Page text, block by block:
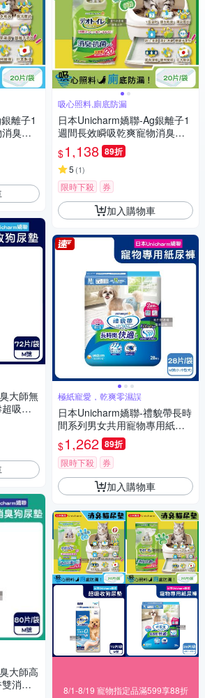
離子1
臭大
香(藍)
,可觀
不含
大師無
吸收
布墊,
寵物
大師高
消臭
吸心照料,廁底防漏
日本Unicharm嬌聯-Ag銀離子1
週間長效瞬吸乾爽寵物消臭大
師貓尿墊20片/袋-無香消臭(綠)
(大容量吸水防滲漏貓尿布,可觀
察尿色貓潔墊補充包,本品不含
貓砂盆)
$1,138 89折
5 (1)
限時下殺 券
加入購物車
極紙寵愛，乾爽零濕誤
日本Unicharm嬌聯-禮貌帶長時
間系列男女共用寵物專用紙尿
褲1袋(最長12小時吸收,高齡愛
寵防漏照護,公母貓狗貼身透氣
尿布,毛孩好穿脫生理褲)
$1,262 89折
限時下殺 券
加入購物車
8/1-8/19 寵物指定品滿599享88折